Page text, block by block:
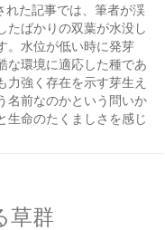
れた記事では、筆者が渓
たばかりの双葉が水没し
。水位が低い時に発芽
な環境に適応した種であ
力強く存在を示す芽生え
名前なのかという問いか
生命のたくましさを感じ
草群